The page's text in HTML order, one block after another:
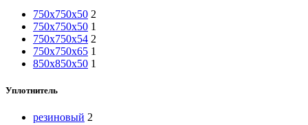
750x750x50 2
750х750х50 1
750х750х54 2
750х750х65 1
850x850x50 1
Уплотнитель
резиновый 2